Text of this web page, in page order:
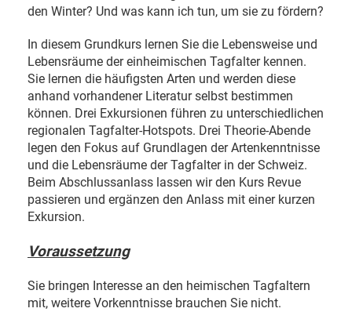
den Winter? Und was kann ich tun, um sie zu fördern?
In diesem Grundkurs lernen Sie die Lebensweise und
Lebensräume der einheimischen Tagfalter kennen.
Sie lernen die häufigsten Arten und werden diese
anhand vorhandener Literatur selbst bestimmen
können. Drei Exkursionen führen zu unterschiedlichen
regionalen Tagfalter-Hotspots. Drei Theorie-Abende
legen den Fokus auf Grundlagen der Artenkenntnisse
und die Lebensräume der Tagfalter in der Schweiz.
Beim Abschlussanlass lassen wir den Kurs Revue
passieren und ergänzen den Anlass mit einer kurzen
Exkursion.
Voraussetzung
Sie bringen Interesse an den heimischen Tagfaltern
mit, weitere Vorkenntnisse brauchen Sie nicht.